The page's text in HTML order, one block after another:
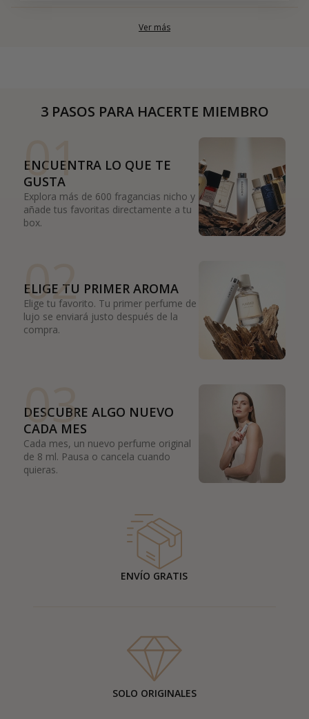
Ver más
3 PASOS PARA HACERTE MIEMBRO
01
ENCUENTRA LO QUE TE
GUSTA
Explora más de 600 fragancias nicho y
añade tus favoritas directamente a tu
box.
02
ELIGE TU PRIMER AROMA
Elige tu favorito. Tu primer perfume de
lujo se enviará justo después de la
compra.
03
DESCUBRE ALGO NUEVO
CADA MES
Cada mes, un nuevo perfume original
de 8 ml. Pausa o cancela cuando
quieras.
ENVÍO GRATIS
SOLO ORIGINALES